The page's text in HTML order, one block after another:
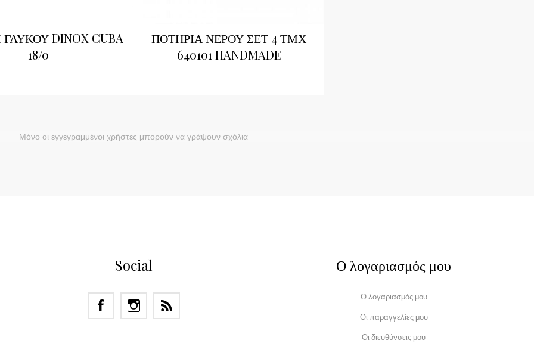
ΓΛΥΚΟΥ DINOX CUBA
18/0
ΠΟΤΗΡΙΑ ΝΕΡΟΥ ΣΕΤ 4 ΤΜΧ
640101 HANDMADE
Μόνο οι εγγεγραμμένοι χρήστες μπορούν να γράψουν σχόλια
Social Ο λογαριασμός μου
Ο λογαριασμός μου
Οι παραγγελίες μου
Οι διευθύνσεις μου